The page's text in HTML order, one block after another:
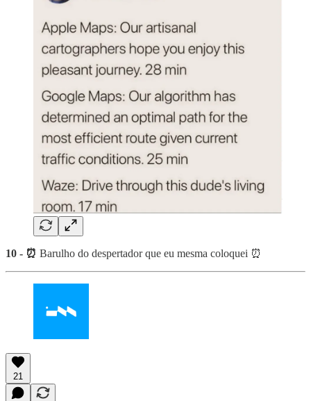
10 - ⏰ Barulho do despertador que eu mesma coloquei ⏰
21